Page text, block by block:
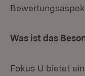
Was ist das
Fokus U bietet